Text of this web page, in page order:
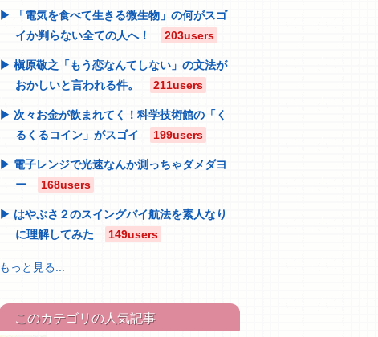
「電気を食べて生きる微生物」の何がスゴ
イか判らない全ての人へ！
203users
槇原敬之「もう恋なんてしない」の文法が
おかしいと言われる件。
211users
次々お金が飲まれてく！科学技術館の「く
るくるコイン」がスゴイ
199users
電子レンジで光速なんか測っちゃダメダヨ
ー
168users
はやぶさ２のスイングバイ航法を素人なり
に理解してみた
149users
もっと見る...
このカテゴリの人気記事